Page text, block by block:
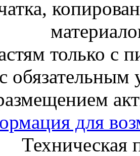
только с
для
Техническая